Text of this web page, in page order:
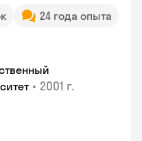
24 года опыта
• 2001 г.